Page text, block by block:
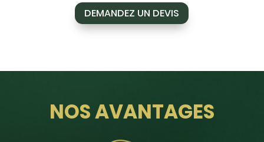
DEMANDEZ UN DEVIS
NOS AVANTAGES